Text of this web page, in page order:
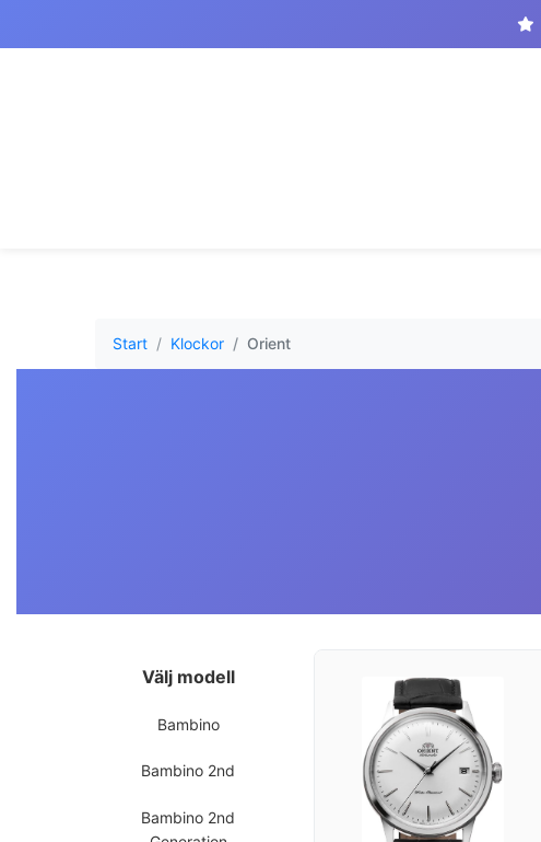
Start Klockor Orient
Välj modell
Bambino
Bambino 2nd
Bambino 2nd